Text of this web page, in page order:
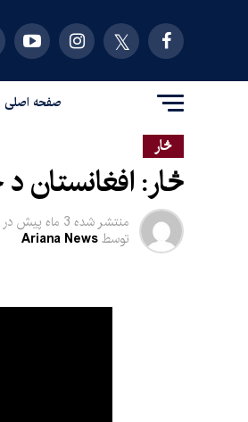
صفحه اصلی
څار
څار: افغانستان
منتشر شده 3 ماه پیش در
توسطAriana News